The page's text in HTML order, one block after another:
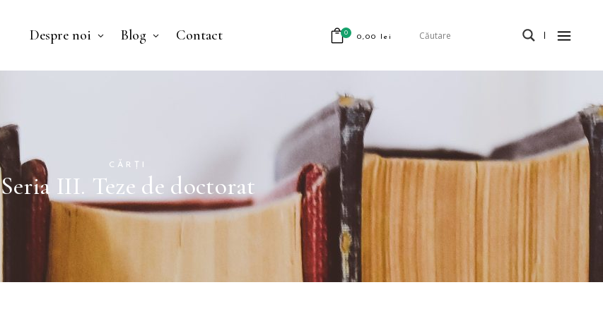
Despre noi Blog Contact 0 0,00 lei
Nu ai niciun produs în coș.
CĂRȚI
Seria III. Teze de doctorat